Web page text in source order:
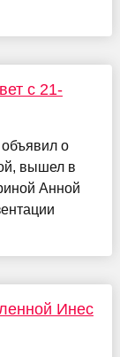
с 21-
о
вышел в
Анной
Инес